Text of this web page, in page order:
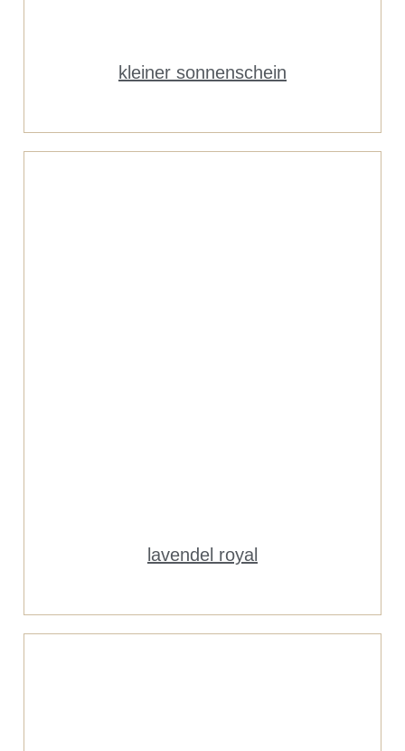
kleiner sonnenschein
lavendel royal